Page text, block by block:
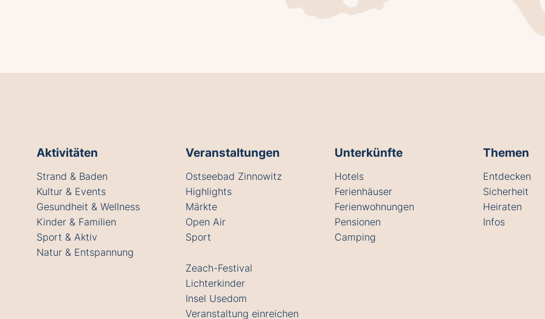
Aktivitäten
Strand & Baden
Kultur & Events
Gesundheit & Wellness
Kinder & Familien
Sport & Aktiv
Natur & Entspannung
Veranstaltungen
Ostseebad Zinnowitz
Highlights
Märkte
Open Air
Sport
Zeach-Festival
Lichterkinder
Insel Usedom
Veranstaltung einreichen
Unterkünfte
Hotels
Ferienhäuser
Ferienwohnungen
Pensionen
Camping
Themen
Entdecken
Sicherheit
Heiraten
Infos